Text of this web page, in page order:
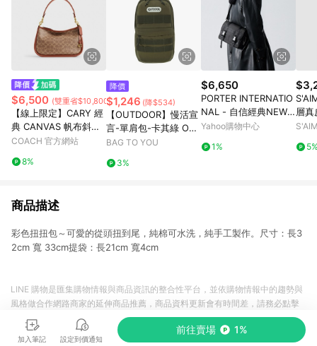
$6,500 (雙重省$10,800)
【線上限定】CARY 經
典 CANVAS 帆布斜背
手袋
COACH 官方網站
8%
降價
$1,246 (降$534)
【OUTDOOR】慢活宣
言-單肩包-卡其綠 OD2
33316KI
BAG TO YOU
3%
$6,650
PORTER INTERNATIO
NAL - 自信經典NEW
HEAT斜背包 - 全黑
Yahoo購物中心
1%
層
商品描述
彩色扭扭包～可愛的從頭扭到尾，純棉可水洗，純手工製作。尺寸：長3
2cm 寬 33cm提袋：長21cm 寬4cm
加入筆記 設定到價通知
前往賣場 1%
LINE 購物是匯集購物情報與商品資訊的整合性平台，並依購物情報中的趨勢與
風格做合作網路商家的延伸商品推薦，商品資料更新會有時間差，請務必點擊
商品至各合作網路商家，確認現售價與購物條件，一切資訊以合作廠商網頁為
準。